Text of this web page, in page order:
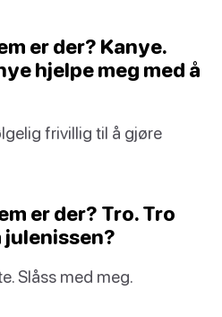
er der? Kanye.
hjelpe meg med å
frivillig til å gjøre
er der? Tro. Tro
julenissen?
Slåss med meg.